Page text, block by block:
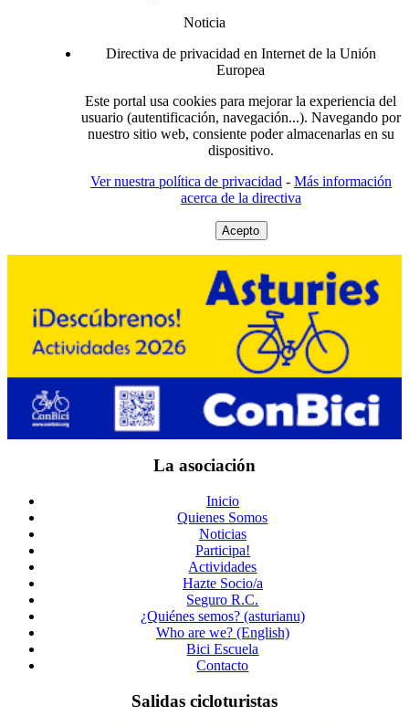
Noticia
Directiva de privacidad en Internet de la Unión
Europea
Este portal usa cookies para mejorar la experiencia del
usuario (autentificación, navegación...). Navegando por
nuestro sitio web, consiente poder almacenarlas en su
dispositivo.
Ver nuestra política de privacidad - Más información
acerca de la directiva
Acepto
La asociación
Inicio
Quienes Somos
Noticias
Participa!
Actividades
Hazte Socio/a
Seguro R.C.
¿Quiénes semos? (asturianu)
Who are we? (English)
Bici Escuela
Contacto
Salidas cicloturistas